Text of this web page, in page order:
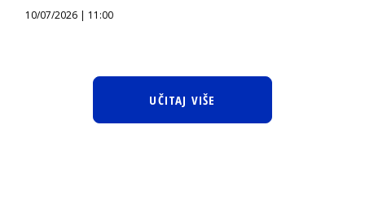
10/07/2026 | 11:00
UČITAJ VIŠE